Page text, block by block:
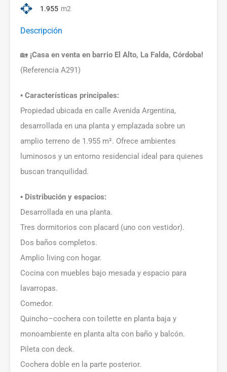
1.955 m2
Descripción
🏡 ¡Casa en venta en barrio El Alto, La Falda, Córdoba!
(Referencia A291)
▪️ Características principales:
Propiedad ubicada en calle Avenida Argentina,
desarrollada en una planta y emplazada sobre un
amplio terreno de 1.955 m². Ofrece ambientes
luminosos y un entorno residencial ideal para quienes
buscan tranquilidad.
▪️ Distribución y espacios:
Desarrollada en una planta.
Tres dormitorios con placard (uno con vestidor).
Dos baños completos.
Amplio living con hogar.
Cocina con muebles bajo mesada y espacio para
lavarropas.
Comedor.
Quincho–cochera con toilette en planta baja y
monoambiente en planta alta con baño y balcón.
Pileta con deck.
Cochera doble en la parte posterior.